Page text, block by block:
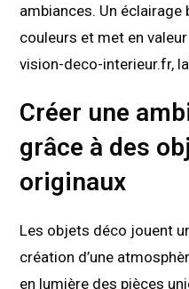
ambiances. Un éclairage
couleurs et met en
vision-deco-interieur.fr,
Créer une
grâce à des
originaux
Les objets déco jouent
création d’une
en lumière des pièces